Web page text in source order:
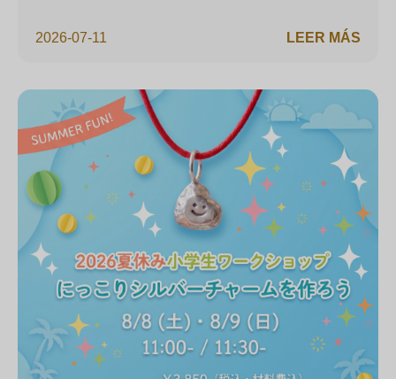
2026-07-11 LEER MÁS